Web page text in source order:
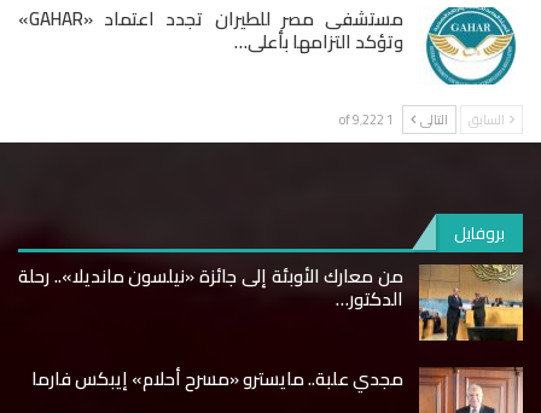
مستشفى مصر للطيران تجدد اعتماد «GAHAR»
وتؤكد التزامها بأعلى…
السابق التالى 1 of 9٬222
بروفايل
من معارك الأوبئة إلى جائزة «نيلسون مانديلا».. رحلة
الدكتور…
مجدي علبة.. مايسترو «مسرح أحلام» إيبكس فارما